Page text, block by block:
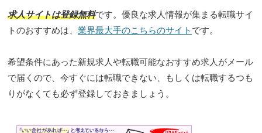
求人サイトは登録無料です。優良な求人情報が集まる転職サイ
トのおすすめは、 業界最大手のこちらのサイト です。
希望条件にあった新規求人や転職可能なおすすめ求人がメール
で届くので、今すぐには転職できない、もしくは転職するつも
りがなくても必ず登録しておきましょう。